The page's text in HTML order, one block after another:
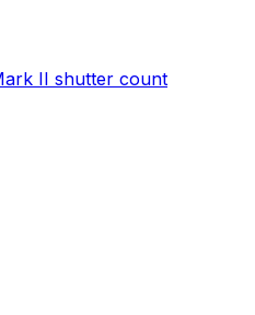
II shutter count